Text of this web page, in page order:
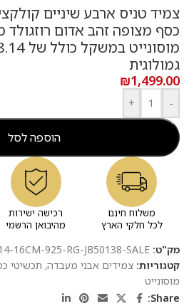
כסף מצופה זהב אדום
גמולוגית
₪1,499.00
-
+
הוספה לסל
משלוח חינם
לכל חלקי הארץ
רכישה ישירות
מהיבואן הרשמי
מק"ט: 16CM-925-RG-JB50138-SALE
קטגוריות: צמידים אבני מעבדה, תכשיטי
מוסונייט
Share: